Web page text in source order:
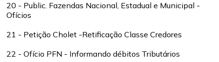
20 - Public. Fazendas Nacional, Estadual e Municipal -
Ofícios
21 - Petição Cholet -Retificação Classe Credores
22 - Ofício PFN - Informando débitos Tributários